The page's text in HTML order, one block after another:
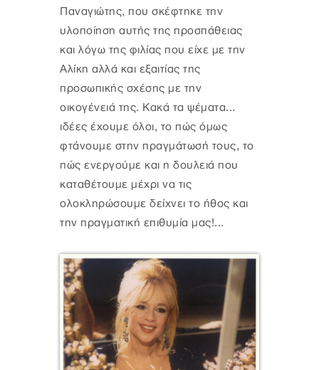
Παναγιώτης, που σκέφτηκε την
υλοποίηση αυτής της προσπάθειας
και λόγω της φιλίας που είχε με την
Αλίκη αλλά και εξαιτίας της
προσωπικής σχέσης με την
οικογένειά της. Κακά τα ψέματα...
ιδέες έχουμε όλοι, το πώς όμως
φτάνουμε στην πραγμάτωσή τους, το
πώς ενεργούμε και η δουλειά που
καταθέτουμε μέχρι να τις
ολοκληρώσουμε δείχνει το ήθος και
την πραγματική επιθυμία μας!...